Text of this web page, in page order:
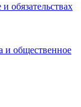
обязательствах
и общественное